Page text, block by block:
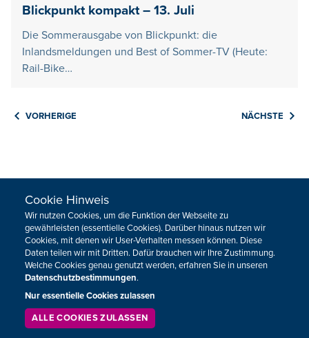
Blickpunkt kompakt – 13. Juli
Die Sommerausgabe von Blickpunkt: die
Inlandsmeldungen und Best of Sommer-TV (Heute:
Rail-Bike…
VORHERIGE NÄCHSTE
HOME
BLICKPUNKT
BEITRÄGE
SPECIALS
Neuigkeiten zum BRF als Newsletter
JETZT ANMELDEN
Cookie Hinweis
Wir nutzen Cookies, um die Funktion der Webseite zu
gewährleisten (essentielle Cookies). Darüber hinaus nutzen wir
Cookies, mit denen wir User-Verhalten messen können. Diese
Daten teilen wir mit Dritten. Dafür brauchen wir Ihre Zustimmung.
Welche Cookies genau genutzt werden, erfahren Sie in unseren
Datenschutzbestimmungen.
Nur essentielle Cookies zulassen
ALLE COOKIES ZULASSEN
LIVESTREAM